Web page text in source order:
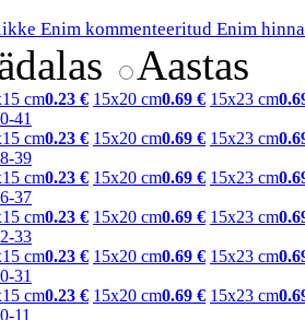
Enim kommenteeritud Enim
Aastas
cm0.23 € 15x20 cm0.69 € 15x23 cm
cm0.23 € 15x20 cm0.69 € 15x23 cm
cm0.23 € 15x20 cm0.69 € 15x23 cm
cm0.23 € 15x20 cm0.69 € 15x23 cm
cm0.23 € 15x20 cm0.69 € 15x23 cm
cm0.23 € 15x20 cm0.69 € 15x23 cm